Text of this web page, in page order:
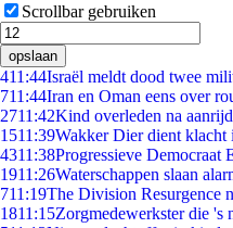
Scrollbar gebruiken
opslaan
411:44Israël meldt dood twee
711:44Iran en Oman eens over
2711:42Kind overleden na
1511:39Wakker Dier dient klacht
4311:38Progressieve
1911:26Waterschappen slaan
711:19The Division Resurgence
1811:15Zorgmedewerkster die 's